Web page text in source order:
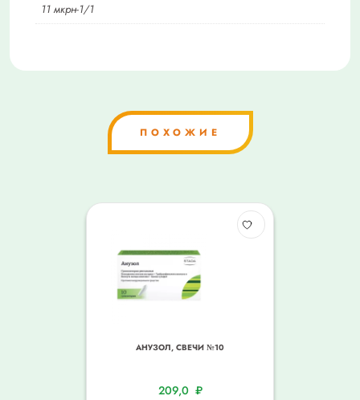
11 мкрн-1/1
ПОХОЖИЕ
АНУЗОЛ, СВЕЧИ №10
209,0 ₽